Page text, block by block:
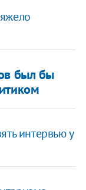
был бы
интервью у